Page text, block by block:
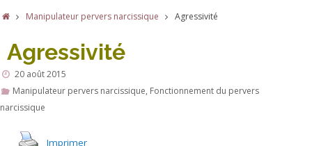
Manipulateur pervers narcissique Agressivité
Agressivité
20 août 2015
Manipulateur pervers narcissique, Fonctionnement du pervers
narcissique
Imprimer